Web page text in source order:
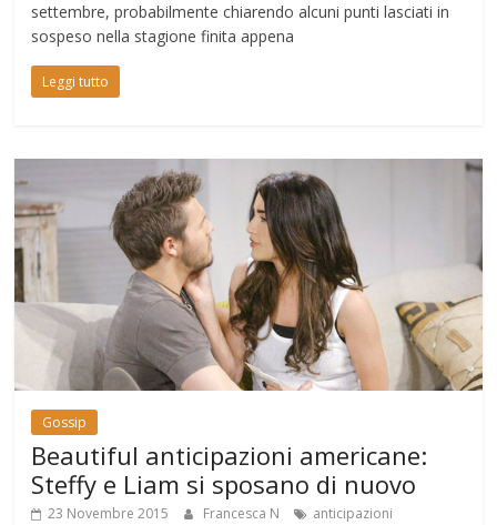
settembre, probabilmente chiarendo alcuni punti lasciati in
sospeso nella stagione finita appena
Leggi tutto
Gossip
Beautiful anticipazioni americane:
Steffy e Liam si sposano di nuovo
23 Novembre 2015 Francesca N
anticipazioni